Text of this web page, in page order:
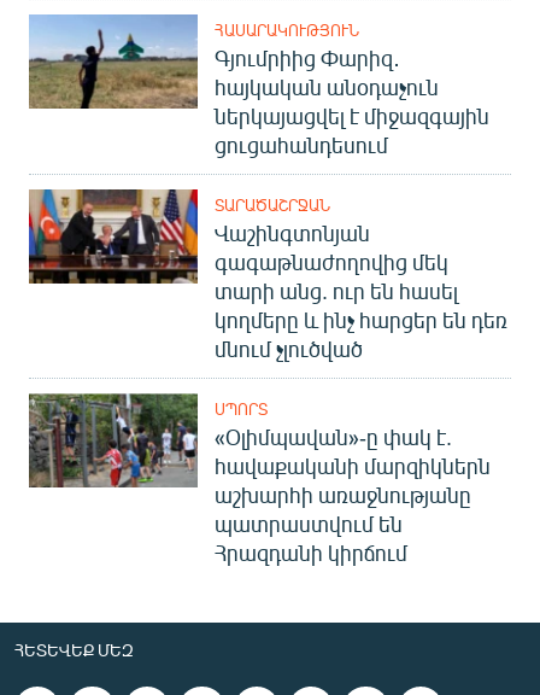
ՀԱՍԱՐԱԿՈՒԹՅՈՒՆ
Գյումրիից Փարիզ․
հայկական անօդաչուն
ներկայացվել է միջազգային
ցուցահանդեսում
ՏԱՐԱԾԱՇՐՋԱՆ
Վաշինգտոնյան
գագաթնաժողովից մեկ
տարի անց. ուր են հասել
կողմերը և ինչ հարցեր են դեռ
մնում չլուծված
ՍՊՈՐՏ
«Օլիմպավան»-ը փակ է.
հավաքականի մարզիկներն
աշխարհի առաջնությանը
պատրաստվում են
Հրազդանի կիրճում
ՀԵՏԵՎԵՔ ՄԵԶ